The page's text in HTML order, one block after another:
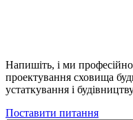
Напишіть, і ми
проектування сховища
устаткування і
Поставити питання